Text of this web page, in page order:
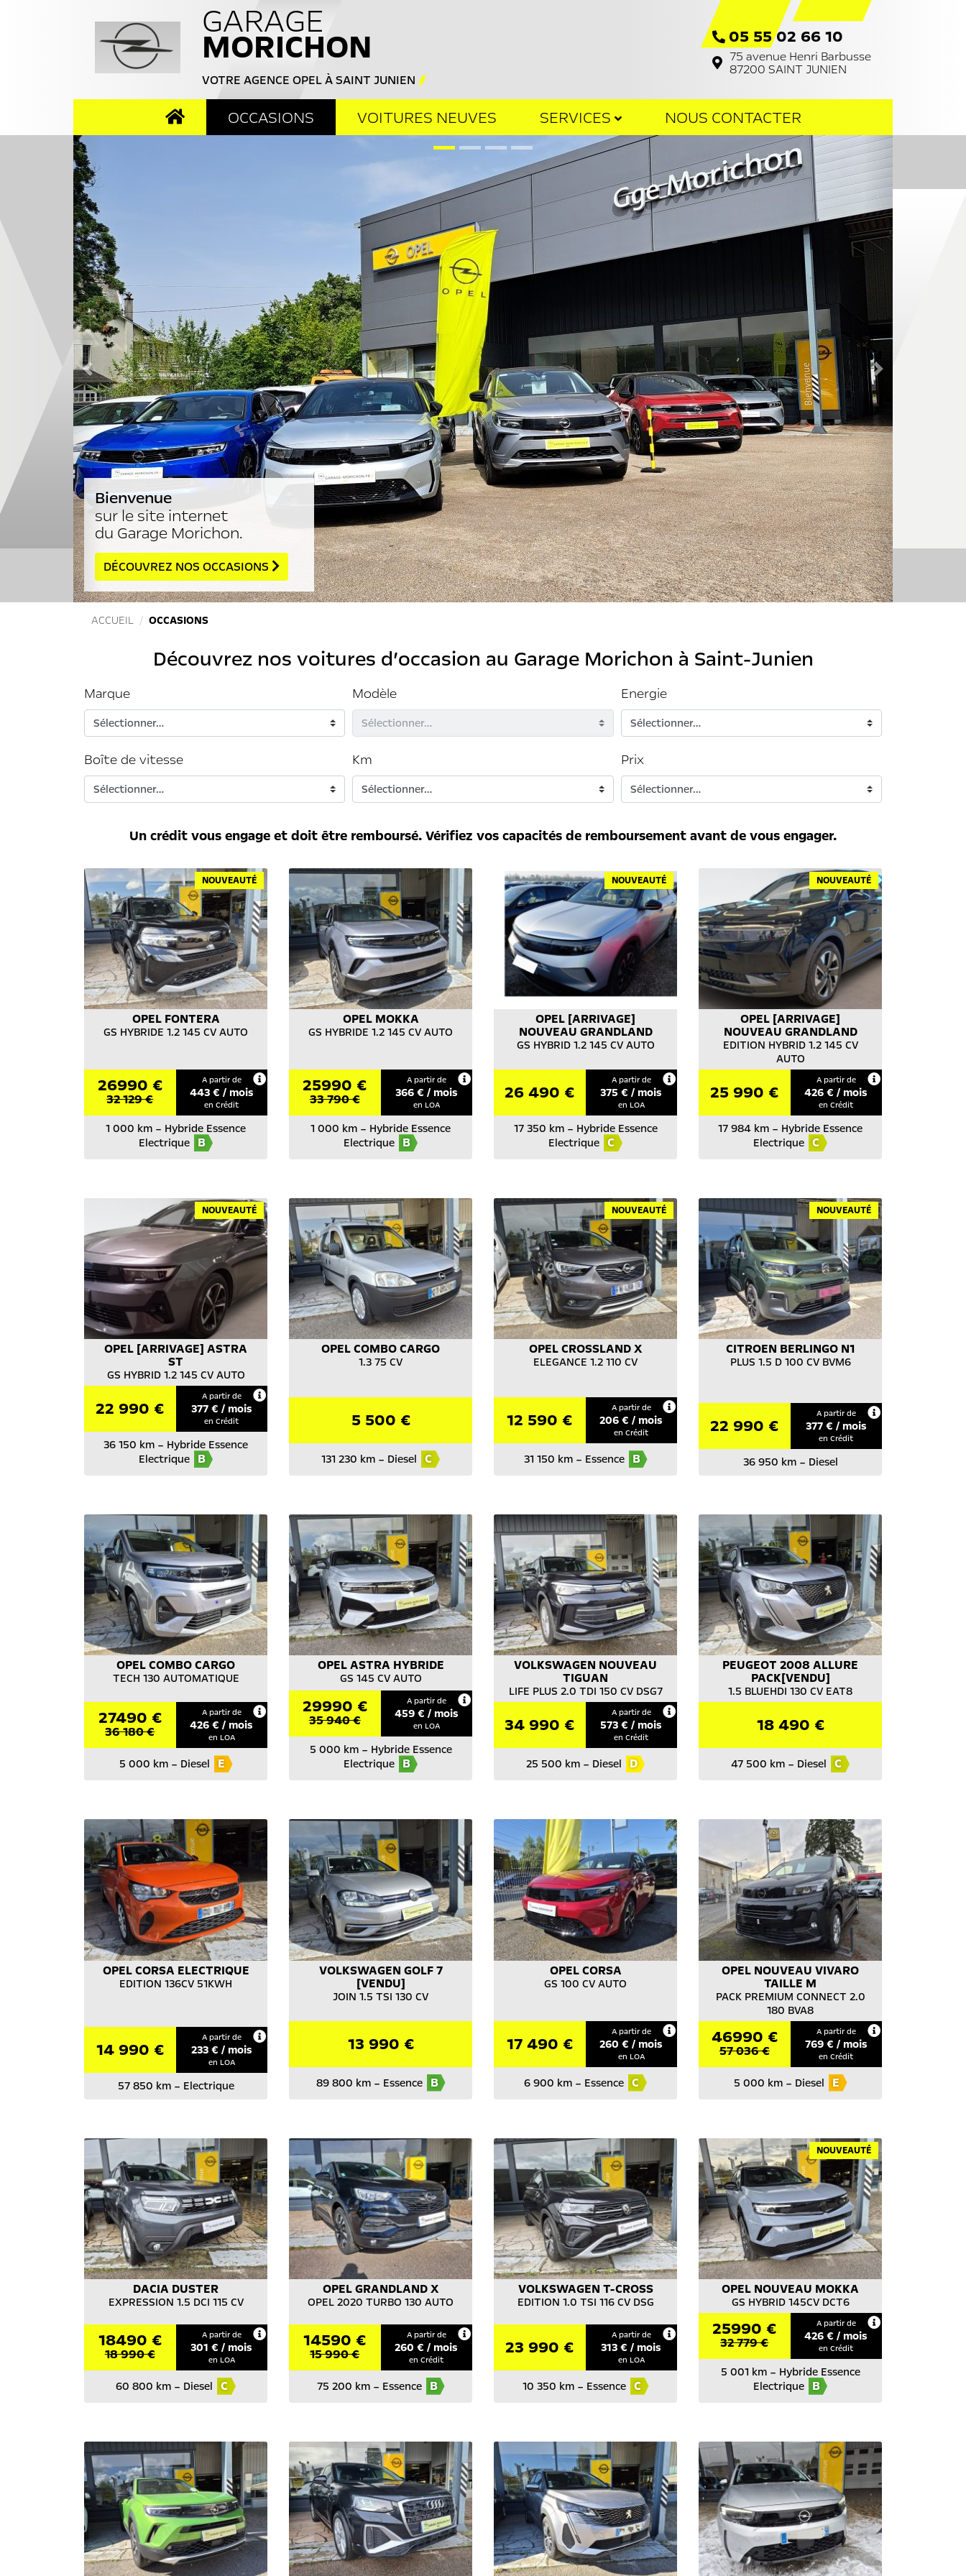
GARAGE
MORICHON
VOTRE AGENCE OPEL À SAINT JUNIEN
05 55 02 66 10
75 avenue Henri Barbusse
87200 SAINT JUNIEN
ACCUEILOCCASIONS VOITURES NEUVES SERVICES NOUS CONTACTER
Nouvelle Opel Astra !
DÉCOUVREZ LA
Précédent Suivant
ACCUEIL OCCASIONS
Découvrez nos voitures d’occasion au Garage Morichon à Saint-Junien
Marque Modèle Energie
Boîte de vitesse Km Prix
Un crédit vous engage et doit être remboursé. Vérifiez vos capacités de remboursement avant de vous engager.
NOUVEAUTÉ
OPEL FONTERA
GS HYBRIDE 1.2 145 CV AUTO
26990 €
32 129 €
A partir de
443€ / mois
en Crédit
1 000 km – Hybride Essence
Electrique
B
OPEL MOKKA
GS HYBRIDE 1.2 145 CV AUTO
25990 €
33 790 €
A partir de
366€ / mois
en LOA
1 000 km – Hybride Essence
Electrique
B
NOUVEAUTÉ
OPEL [ARRIVAGE]
NOUVEAU GRANDLAND
GS HYBRID 1.2 145 CV AUTO
26 490 €
A partir de
375 € / mois
en LOA
17 350 km – Hybride Essence
Electrique C
NOUVEAUTÉ
OPEL [ARRIVAGE]
NOUVEAU GRANDLAND
EDITION HYBRID 1.2 145 CV
AUTO
25 990 €
A partir de
426 € / mois
en Crédit
17 984 km – Hybride Essence
Electrique C
NOUVEAUTÉ
OPEL [ARRIVAGE] ASTRA
ST
GS HYBRID 1.2 145 CV AUTO
22 990 €
A partir de
377€ / mois
en Crédit
36 150 km – Hybride Essence
Electrique
B
OPELCOMBO CARGO
1.3 75 CV
5 500 €
131 230 km – Diesel C
NOUVEAUTÉ
OPELCROSSLAND X
ELEGANCE 1.2 110 CV
12 590 €
A partir de
206 € / mois
en Crédit
31 150 km – Essence B
NOUVEAUTÉ
CITROEN BERLINGO N1
PLUS 1.5 D 100 CV BVM6
22 990 €
A partir de
377€ / mois
en Crédit
36 950 km – Diesel
OPELCOMBO CARGO
TECH 130 AUTOMATIQUE
27490 €
36 180 €
A partir de
426 € / mois
en LOA
5 000 km – Diesel E
OPELASTRA HYBRIDE
GS 145 CV AUTO
29990 €
35 940 €
A partir de
459€ / mois
en LOA
5 000 km – Hybride Essence
Electrique
B
VOLKSWAGEN NOUVEAU
TIGUAN
LIFE PLUS 2.0 TDI 150 CV DSG7
34 990 €
A partir de
573 € / mois
en Crédit
25 500 km – Diesel D
PEUGEOT 2008 ALLURE
PACK[VENDU]
1.5 BLUEHDI 130 CV EAT8
18 490 €
47 500 km – Diesel C
OPELCORSA ELECTRIQUE
EDITION 136CV 51KWH
14 990 €
A partir de
233€ / mois
en LOA
57 850 km – Electrique
VOLKSWAGEN GOLF 7
[VENDU]
JOIN 1.5 TSI 130 CV
13 990 €
89 800 km – Essence B
OPELCORSA
GS 100 CV AUTO
17 490 €
A partir de
260 € / mois
en LOA
6 900 km – Essence C
OPEL NOUVEAU VIVARO
TAILLE M
PACK PREMIUM CONNECT 2.0
180 BVA8
46990 €
57 036 €
A partir de
769€ / mois
en Crédit
5 000 km – Diesel E
DACIA DUSTER
EXPRESSION 1.5 DCI 115 CV
18490 €
18 990 €
A partir de
301 € / mois
en LOA
60 800 km – Diesel C
OPELGRANDLAND X
OPEL 2020 TURBO 130 AUTO
14590 €
15 990 €
A partir de
260 € / mois
en Crédit
75 200 km – Essence B
VOLKSWAGEN T-CROSS
EDITION 1.0 TSI 116 CV DSG
23 990 €
A partir de
313 € / mois
en LOA
10 350 km – Essence C
NOUVEAUTÉ
OPEL NOUVEAU MOKKA
GS HYBRID 145CV DCT6
25990 €
32 779 €
A partir de
426 € / mois
en Crédit
5 001 km – Hybride Essence
Electrique
B